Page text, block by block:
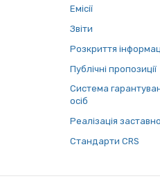
Емісії
Звіти
Розкриття
Публічні пропозиції
Система
осіб
Реалізація
Стандарти СRS